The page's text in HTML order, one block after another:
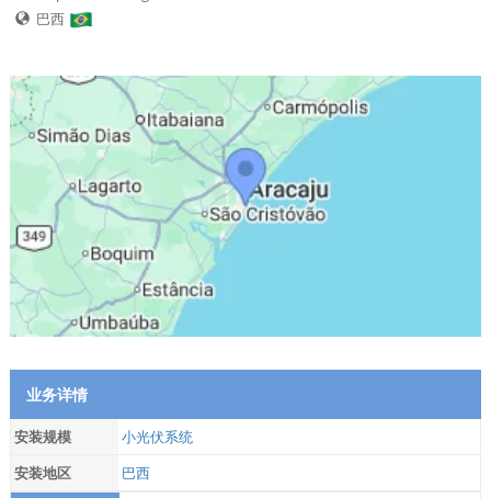
巴西
业务详情
安装规模
小光伏系统
安装地区
巴西